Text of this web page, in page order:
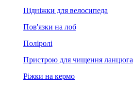
Підніжки для велосипеда
Пов'язки на лоб
Поліролі
Пристрою для чищення ланцюга
Ріжки на кермо